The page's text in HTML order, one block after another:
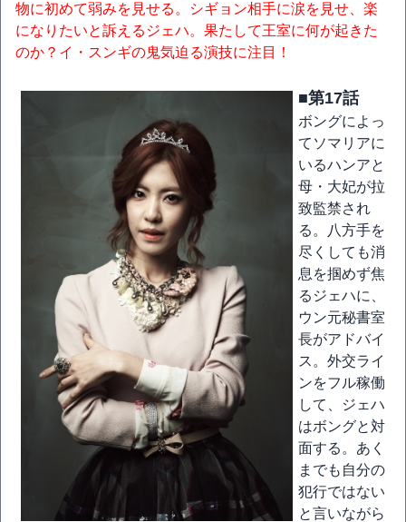
物に初めて弱みを見せる。シギョン相手に涙を見せ、楽
になりたいと訴えるジェハ。果たして王室に何が起きた
のか？イ・スンギの鬼気迫る演技に注目！
■第17話
ボングによっ
てソマリアに
いるハンアと
母・大妃が拉
致監禁され
る。八方手を
尽くしても消
息を掴めず焦
るジェハに、
ウン元秘書室
長がアドバイ
ス。外交ライ
ンをフル稼働
して、ジェハ
はボングと対
面する。あく
までも自分の
犯行ではない
と言いながら